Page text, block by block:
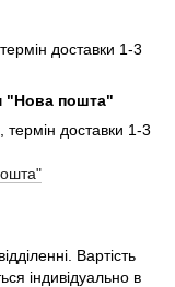
доставки 1-3
"Нова пошта"
термін доставки 1-3
Вартість
індивідуально в